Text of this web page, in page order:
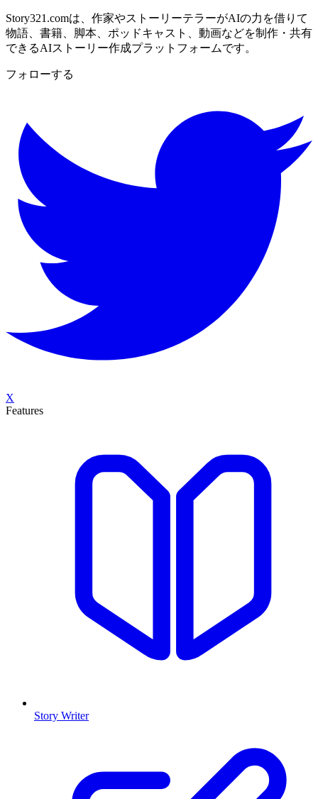
Story321.comは、作家やストーリーテラーがAIの力を借りて
物語、書籍、脚本、ポッドキャスト、動画などを制作・共有
できるAIストーリー作成プラットフォームです。
フォローする
X
Features
Story Writer